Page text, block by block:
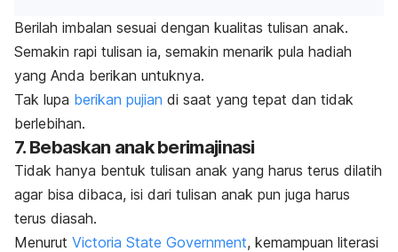
Berilah imbalan sesuai dengan kualitas tulisan anak.
Semakin rapi tulisan ia, semakin menarik pula hadiah
yang Anda berikan untuknya.
Tak lupa berikan pujian di saat yang tepat dan tidak
berlebihan.
7. Bebaskan anak berimajinasi
Tidak hanya bentuk tulisan anak yang harus terus dilatih
agar bisa dibaca, isi dari tulisan anak pun juga harus
terus diasah.
Menurut Victoria State Government, kemampuan literasi